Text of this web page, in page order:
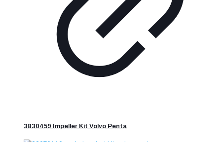
3830459 Impeller Kit Volvo Penta